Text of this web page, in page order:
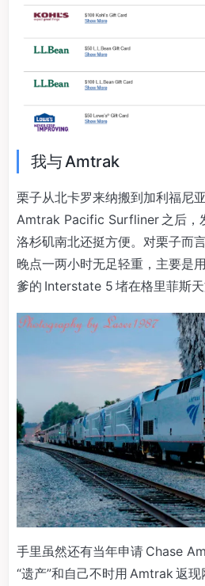
我与 Amtrak
栗子从北卡罗来纳搬到加利福尼
Amtrak Pacific Surfliner 之后，
洛杉矶南北还挺方便。对栗子而
晚点一两小时无足轻重，主要是
爹的 Interstate 5 堵在格里菲斯天
手里虽然还有当年申请 Chase
“遗产”和自己不时用 Amtrak 返